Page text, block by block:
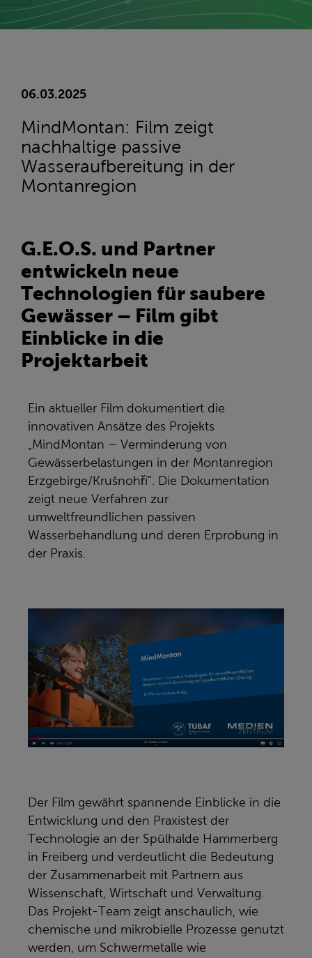
06.03.2025
MindMontan: Film zeigt
nachhaltige passive
Wasseraufbereitung in der
Montanregion
G.E.O.S. und Partner
entwickeln neue
Technologien für saubere
Gewässer – Film gibt
Einblicke in die
Projektarbeit
Ein aktueller Film dokumentiert die
innovativen Ansätze des Projekts
„MindMontan – Verminderung von
Gewässerbelastungen in der Montanregion
Erzgebirge/Krušnohří". Die Dokumentation
zeigt neue Verfahren zur
umweltfreundlichen passiven
Wasserbehandlung und deren Erprobung in
der Praxis.
Der Film gewährt spannende Einblicke in die
Entwicklung und den Praxistest der
Technologie an der Spülhalde Hammerberg
in Freiberg und verdeutlicht die Bedeutung
der Zusammenarbeit mit Partnern aus
Wissenschaft, Wirtschaft und Verwaltung.
Das Projekt-Team zeigt anschaulich, wie
chemische und mikrobielle Prozesse genutzt
werden, um Schwermetalle wie